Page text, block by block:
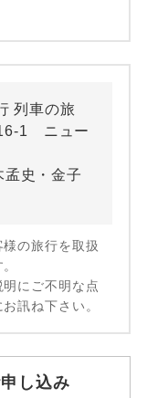
列車の旅
1 ニュー
史・金子
の旅行を取扱
にご不明な点
訊ね下さい。
し込み